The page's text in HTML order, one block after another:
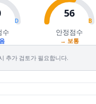
D
수
56
B
안정점수
→ 보통
추가 검토가 필요합니다.